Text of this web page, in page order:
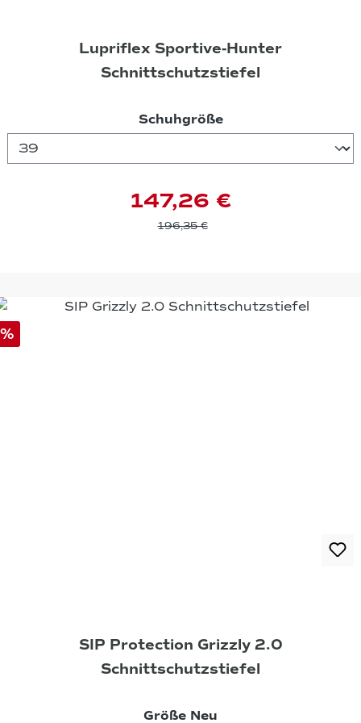
Lupriflex Sportive-Hunter
Schnittschutzstiefel
Schuhgrößeauswählen
147,26 €
196,35 €
%
SIP Protection Grizzly 2.0
Schnittschutzstiefel
Größe Neu